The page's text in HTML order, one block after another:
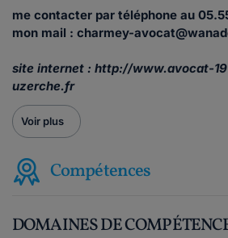
me contacter par téléphone au
mon mail : charmey-
site internet : http://www.avocat-
uzerche.fr
Voir plus
Compétences
DOMAINES DE